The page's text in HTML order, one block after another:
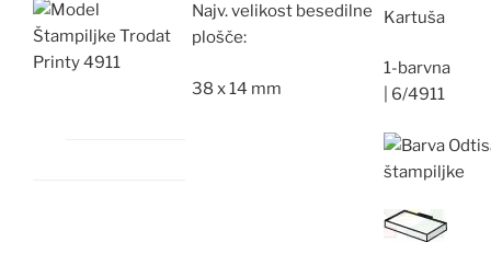
Najv.velikost besedilne
plošče:
38 x 14 mm
Kartuša
1-barvna
6/4911